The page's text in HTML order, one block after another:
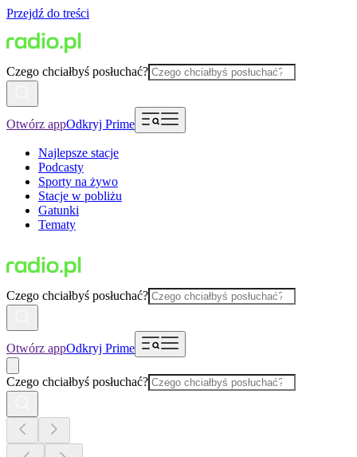
Przejdź do treści
Czego chciałbyś posłuchać?
Otwórz appOdkryj Prime
Najlepsze stacje
Podcasty
Sporty na żywo
Stacje w pobliżu
Gatunki
Tematy
Czego chciałbyś posłuchać?
Otwórz appOdkryj Prime
Czego chciałbyś posłuchać?